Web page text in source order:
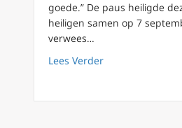
goede.” De paus heiligde
heiligen samen op 7
verwees…
Lees Verderabout Pause